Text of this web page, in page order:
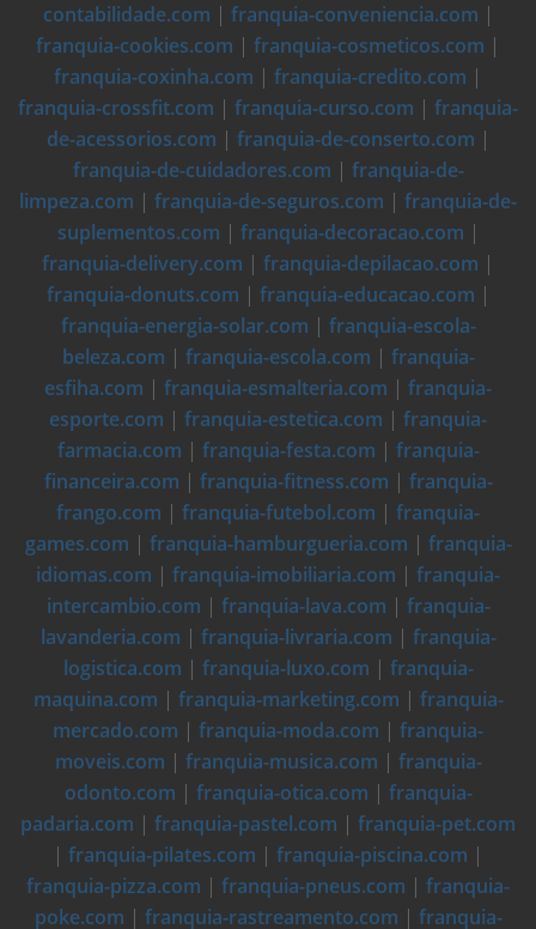
contabilidade.com | franquia-conveniencia.com |
franquia-cookies.com | franquia-cosmeticos.com |
franquia-coxinha.com | franquia-credito.com |
franquia-crossfit.com | franquia-curso.com | franquia-
de-acessorios.com | franquia-de-conserto.com |
franquia-de-cuidadores.com | franquia-de-
limpeza.com | franquia-de-seguros.com | franquia-de-
suplementos.com | franquia-decoracao.com |
franquia-delivery.com | franquia-depilacao.com |
franquia-donuts.com | franquia-educacao.com |
franquia-energia-solar.com | franquia-escola-
beleza.com | franquia-escola.com | franquia-
esfiha.com | franquia-esmalteria.com | franquia-
esporte.com | franquia-estetica.com | franquia-
farmacia.com | franquia-festa.com | franquia-
financeira.com | franquia-fitness.com | franquia-
frango.com | franquia-futebol.com | franquia-
games.com | franquia-hamburgueria.com | franquia-
idiomas.com | franquia-imobiliaria.com | franquia-
intercambio.com | franquia-lava.com | franquia-
lavanderia.com | franquia-livraria.com | franquia-
logistica.com | franquia-luxo.com | franquia-
maquina.com | franquia-marketing.com | franquia-
mercado.com | franquia-moda.com | franquia-
moveis.com | franquia-musica.com | franquia-
odonto.com | franquia-otica.com | franquia-
padaria.com | franquia-pastel.com | franquia-pet.com
| franquia-pilates.com | franquia-piscina.com |
franquia-pizza.com | franquia-pneus.com | franquia-
poke.com | franquia-rastreamento.com | franquia-